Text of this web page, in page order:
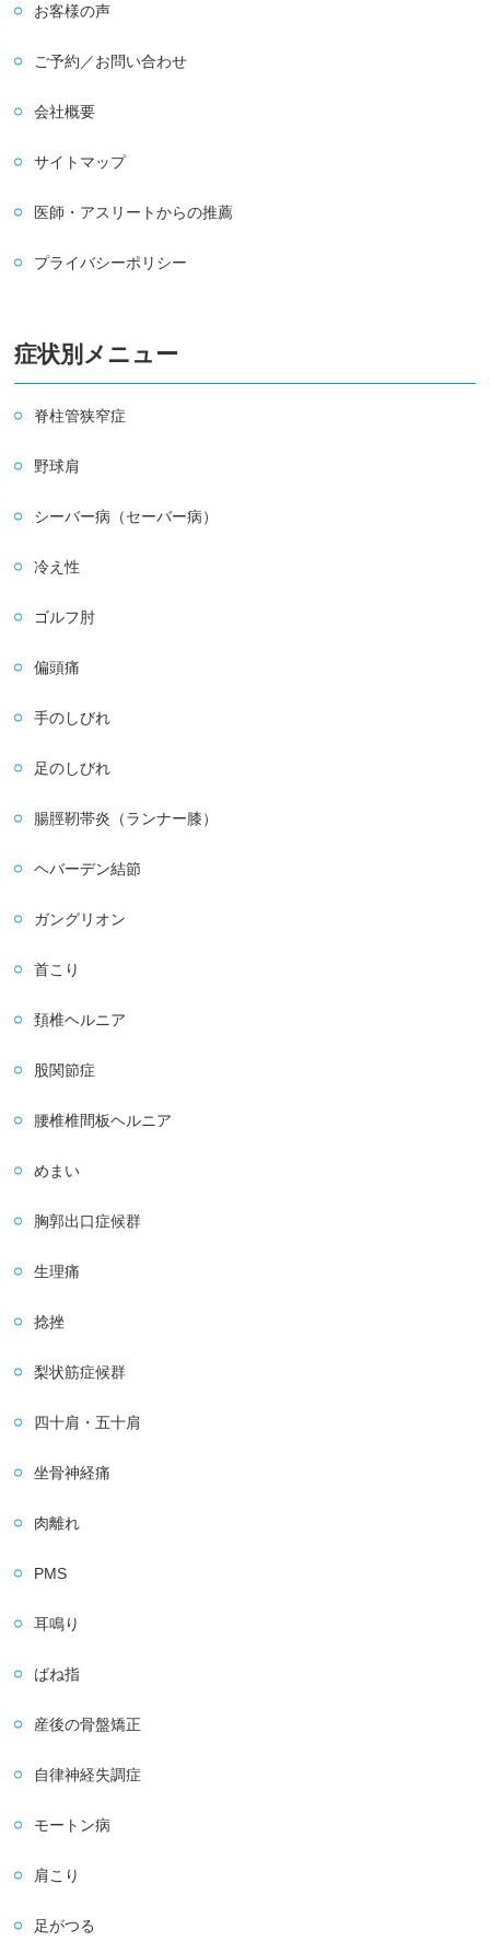
お客様の声
ご予約／お問い合わせ
会社概要
サイトマップ
医師・アスリートからの推薦
プライバシーポリシー
症状別メニュー
脊柱管狭窄症
野球肩
シーバー病（セーバー病）
冷え性
ゴルフ肘
偏頭痛
手のしびれ
足のしびれ
腸脛靭帯炎（ランナー膝）
ヘバーデン結節
ガングリオン
首こり
頚椎ヘルニア
股関節症
腰椎椎間板ヘルニア
めまい
胸郭出口症候群
生理痛
捻挫
梨状筋症候群
四十肩・五十肩
坐骨神経痛
肉離れ
PMS
耳鳴り
ばね指
産後の骨盤矯正
自律神経失調症
モートン病
肩こり
足がつる